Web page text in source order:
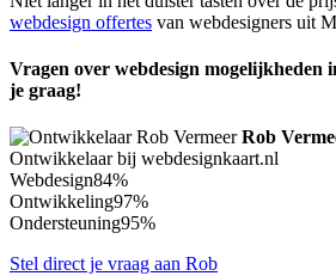
webdesign offertes van webdesigners uit
Vragen over webdesign mogelijkheden
je graag!
Rob
Ontwikkelaar bij webdesignkaart.nl
Webdesign84%
Ontwikkeling97%
Ondersteuning95%
Stel direct je vraag aan Rob